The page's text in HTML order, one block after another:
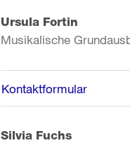
Ursula Fortin
Musikalische
Kontaktformular
Silvia Fuchs